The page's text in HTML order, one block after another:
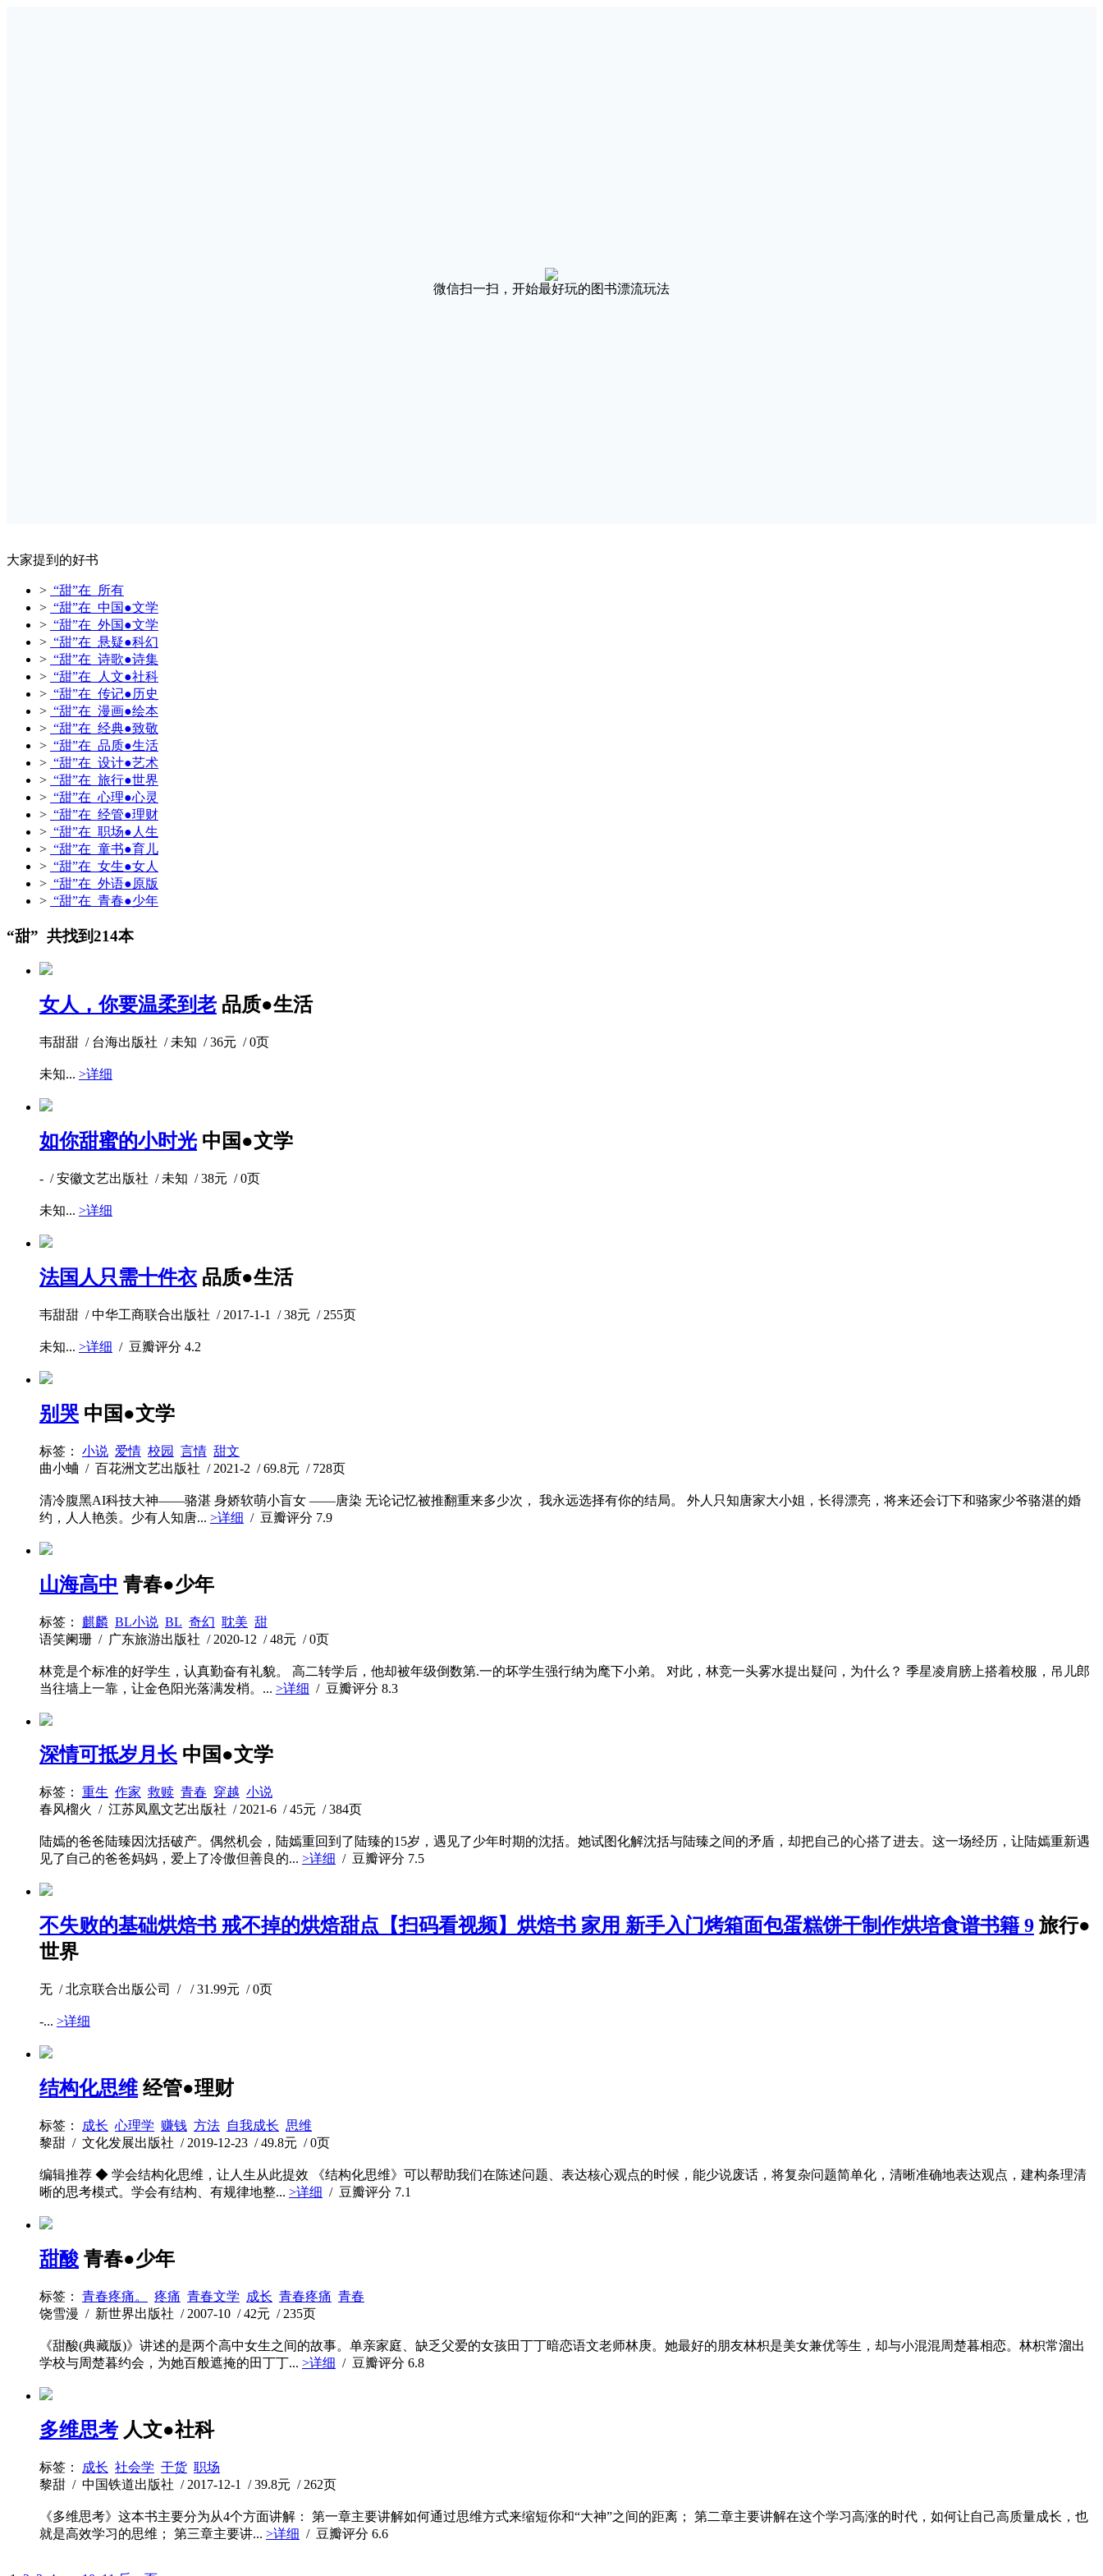
微信扫一扫，开始最好玩的图书漂流玩法
大家提到的好书
> “甜”在 所有
> “甜”在 中国●文学
> “甜”在 外国●文学
> “甜”在 悬疑●科幻
> “甜”在 诗歌●诗集
> “甜”在 人文●社科
> “甜”在 传记●历史
> “甜”在 漫画●绘本
> “甜”在 经典●致敬
> “甜”在 品质●生活
> “甜”在 设计●艺术
> “甜”在 旅行●世界
> “甜”在 心理●心灵
> “甜”在 经管●理财
> “甜”在 职场●人生
> “甜”在 童书●育儿
> “甜”在 女生●女人
> “甜”在 外语●原版
> “甜”在 青春●少年
“甜” 共找到214本
女人，你要温柔到老 品质●生活
韦甜甜 / 台海出版社 / 未知 / 36元 / 0页
未知... >详细
如你甜蜜的小时光 中国●文学
- / 安徽文艺出版社 / 未知 / 38元 / 0页
未知... >详细
法国人只需十件衣 品质●生活
韦甜甜 / 中华工商联合出版社 / 2017-1-1 / 38元 / 255页
未知... >详细 / 豆瓣评分 4.2
别哭 中国●文学
标签： 小说 爱情 校园 言情 甜文
曲小蛐 / 百花洲文艺出版社 / 2021-2 / 69.8元 / 728页
清冷腹黑AI科技大神——骆湛 身娇软萌小盲女 ——唐染 无论记忆被推翻重来多少次， 我永远选择有你的结局。 外人只知唐家大小姐，长得漂亮，将来还会订下和骆家少爷骆湛的婚
约，人人艳羡。少有人知唐... >详细 / 豆瓣评分 7.9
山海高中 青春●少年
标签： 麒麟 BL小说 BL 奇幻 耽美 甜
语笑阑珊 / 广东旅游出版社 / 2020-12 / 48元 / 0页
林竞是个标准的好学生，认真勤奋有礼貌。 高二转学后，他却被年级倒数第.一的坏学生强行纳为麾下小弟。 对此，林竞一头雾水提出疑问，为什么？ 季星凌肩膀上搭着校服，吊儿郎
当往墙上一靠，让金色阳光落满发梢。... >详细 / 豆瓣评分 8.3
深情可抵岁月长 中国●文学
标签： 重生 作家 救赎 青春 穿越 小说
春风榴火 / 江苏凤凰文艺出版社 / 2021-6 / 45元 / 384页
陆嫣的爸爸陆臻因沈括破产。偶然机会，陆嫣重回到了陆臻的15岁，遇见了少年时期的沈括。她试图化解沈括与陆臻之间的矛盾，却把自己的心搭了进去。这一场经历，让陆嫣重新遇
见了自己的爸爸妈妈，爱上了冷傲但善良的... >详细 / 豆瓣评分 7.5
不失败的基础烘焙书 戒不掉的烘焙甜点【扫码看视频】烘焙书 家用 新手入门烤箱面包蛋糕饼干制作烘培食谱书籍 9 旅行●
世界
无 / 北京联合出版公司 / / 31.99元 / 0页
-... >详细
结构化思维 经管●理财
标签： 成长 心理学 赚钱 方法 自我成长 思维
黎甜 / 文化发展出版社 / 2019-12-23 / 49.8元 / 0页
编辑推荐 ◆ 学会结构化思维，让人生从此提效 《结构化思维》可以帮助我们在陈述问题、表达核心观点的时候，能少说废话，将复杂问题简单化，清晰准确地表达观点，建构条理清
晰的思考模式。学会有结构、有规律地整... >详细 / 豆瓣评分 7.1
甜酸 青春●少年
标签： 青春疼痛。 疼痛 青春文学 成长 青春疼痛 青春
饶雪漫 / 新世界出版社 / 2007-10 / 42元 / 235页
《甜酸(典藏版)》讲述的是两个高中女生之间的故事。单亲家庭、缺乏父爱的女孩田丁丁暗恋语文老师林庚。她最好的朋友林枳是美女兼优等生，却与小混混周楚暮相恋。林枳常溜出
学校与周楚暮约会，为她百般遮掩的田丁丁... >详细 / 豆瓣评分 6.8
多维思考 人文●社科
标签： 成长 社会学 干货 职场
黎甜 / 中国铁道出版社 / 2017-12-1 / 39.8元 / 262页
《多维思考》这本书主要分为从4个方面讲解： 第一章主要讲解如何通过思维方式来缩短你和“大神”之间的距离； 第二章主要讲解在这个学习高涨的时代，如何让自己高质量成长，也
就是高效学习的思维； 第三章主要讲... >详细 / 豆瓣评分 6.6